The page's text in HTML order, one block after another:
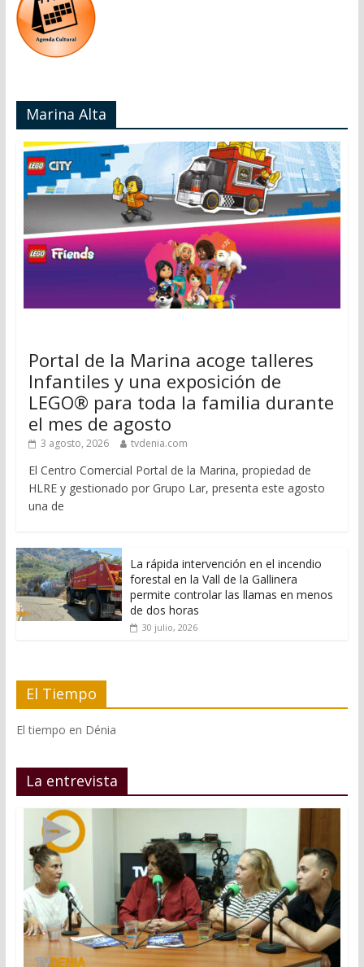
Marina Alta
Portal de la Marina acoge talleres
Infantiles y una exposición de
LEGO® para toda la familia durante
el mes de agosto
3 agosto, 2026 tvdenia.com
El Centro Comercial Portal de la Marina, propiedad de
HLRE y gestionado por Grupo Lar, presenta este agosto
una de
La rápida intervención en el incendio
forestal en la Vall de la Gallinera
permite controlar las llamas en menos
de dos horas
30 julio, 2026
El Tiempo
El tiempo en Dénia
La entrevista